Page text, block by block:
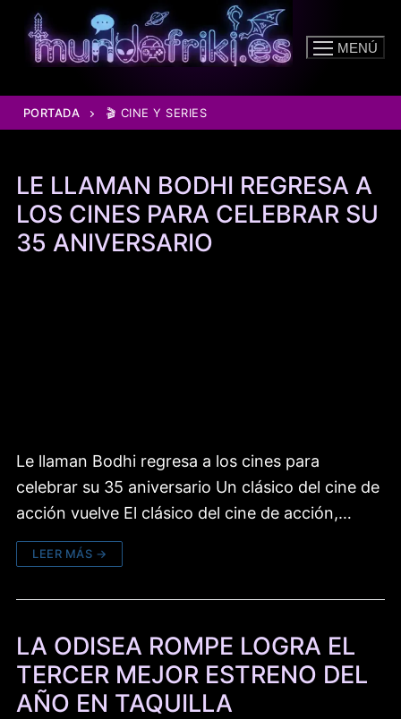
contenido
MENÚ
PORTADA 🎬 CINE Y SERIES
LE LLAMAN BODHI REGRESA A
LOS CINES PARA CELEBRAR SU
35 ANIVERSARIO
Le llaman Bodhi regresa a los cines para
celebrar su 35 aniversario Un clásico del cine de
acción vuelve El clásico del cine de acción,…
LEER MÁS →
LA ODISEA ROMPE LOGRA EL
TERCER MEJOR ESTRENO DEL
AÑO EN TAQUILLA